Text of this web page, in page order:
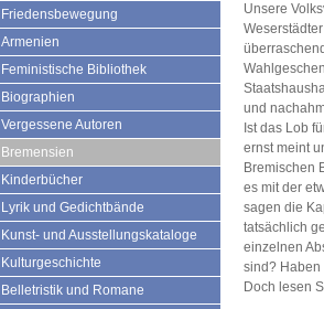
Friedensbewegung
Armenien
Feministische Bibliothek
Biographien
Vergessene Autoren
Bremensien
Kinderbücher
Lyrik und Gedichtbände
Kunst- und Ausstellungskataloge
Kulturgeschichte
Belletristik und Romane
Unsere
und
Ist das Lob
ernst meint
Bremischen
es mit der
sagen die
tatsächlich
einzelnen
sind? Haben
Doch lesen